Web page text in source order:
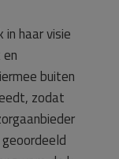
haar visie
buiten
zodat